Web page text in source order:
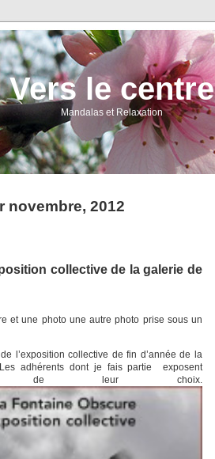
Vers le centre
Mandalas et Relaxation
novembre, 2012
collective de la galerie de
et une photo une autre photo prise sous un
l’exposition collective de fin d’année de la
adhérents dont je fais partie exposent
de leur choix.